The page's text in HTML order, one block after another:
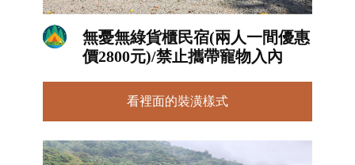
無憂無綠貨櫃民宿(兩人一間優惠
價2800元)/禁止攜帶寵物入內
看裡面的裝潢樣式